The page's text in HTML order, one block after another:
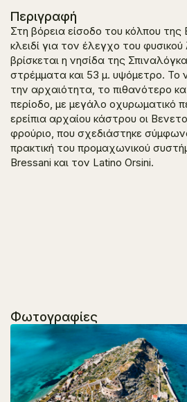
Περιγραφή
Στη βόρεια είσοδο του κόλπου
κλειδί για τον έλεγχο του φυσικού
βρίσκεται η νησίδα της
στρέμματα και 53 μ. υψόμετρο. Το
την αρχαιότητα, το πιθανότερο
περίοδο, με μεγάλο οχυρωματικό
ερείπια αρχαίου κάστρου οι
φρούριο, που σχεδιάστηκε
πρακτική του προμαχωνικού
Bressani και τον Latino Orsini.
Φωτογραφίες